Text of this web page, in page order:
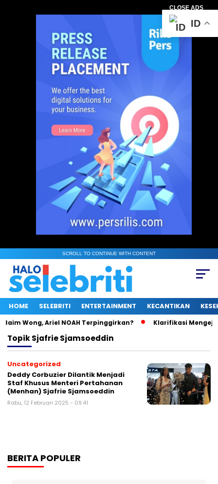
CLOSE ADS
SCROLL TO CONTINUE WITH CONTENT
HOME SELEBRITI ENTERTAINMENT KECANTIKAN
Wong, Ariel NOAH Terpinggirkan? Klarifikasi
TopikSjafrie Sjamsoeddin
Uncategorized
Deddy Corbuzier Dilantik Menjadi
Staf Khusus Menteri Pertahanan
(Menhan) Sjafrie Sjamsoeddin
Rabu, 12 Februari 2025 - 09:41
BERITA POPULER
ID